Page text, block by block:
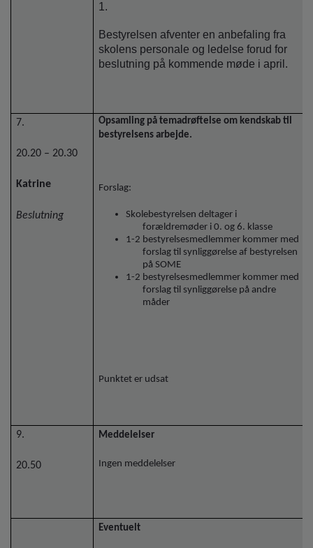
1.
Bestyrelsen afventer en anbefaling fra
skolens personale og ledelse forud for
beslutning på kommende møde i april.
7.
20.20 – 20.30
Katrine
Beslutning
Opsamling på temadrøftelse om kendskab til
bestyrelsens arbejde.
Forslag:
Skolebestyrelsen deltager i
forældremøder i 0. og 6. klasse
1-2 bestyrelsesmedlemmer kommer med
forslag til synliggørelse af bestyrelsen
på SOME
1-2 bestyrelsesmedlemmer kommer med
forslag til synliggørelse på andre
måder
Punktet er udsat
9.
20.50
Meddelelser
Ingen meddelelser
Eventuelt